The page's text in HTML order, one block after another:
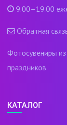
9.00–19.00
Обратная
Фотосувениры
праздников
КАТАЛОГ